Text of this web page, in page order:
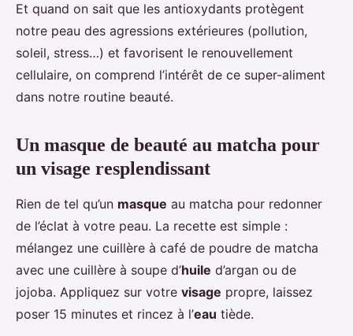
Et quand on sait que les antioxydants protègent
notre peau des agressions extérieures (pollution,
soleil, stress…) et favorisent le renouvellement
cellulaire, on comprend l’intérêt de ce super-aliment
dans notre routine beauté.
Un masque de beauté au matcha pour
un visage resplendissant
Rien de tel qu’un masque au matcha pour redonner
de l’éclat à votre peau. La recette est simple :
mélangez une cuillère à café de poudre de matcha
avec une cuillère à soupe d’huile d’argan ou de
jojoba. Appliquez sur votre visage propre, laissez
poser 15 minutes et rincez à l’eau tiède.